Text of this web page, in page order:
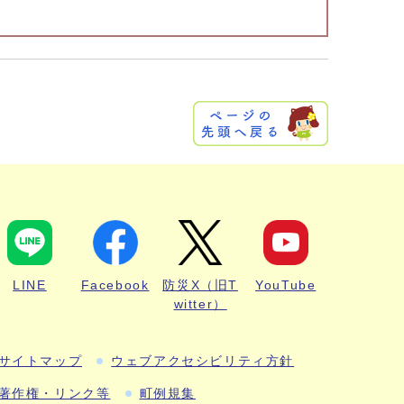
LINE Facebook
防災X（旧T
witter）
YouTube
イトマップ ウェブアクセシビリティ方針
作権・リンク等 町例規集